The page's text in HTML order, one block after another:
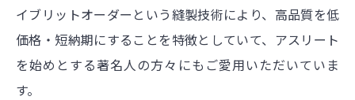
イブリットオーダーという縫製技術により、高品質を低
価格・短納期にすることを特徴としていて、アスリート
を始めとする著名人の方々にもご愛用いただいていま
す。